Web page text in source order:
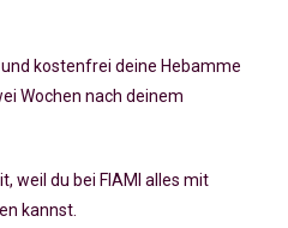
kostenfrei deine Hebamme
Wochen nach deinem
weil du bei FIAMI alles mit
kannst.